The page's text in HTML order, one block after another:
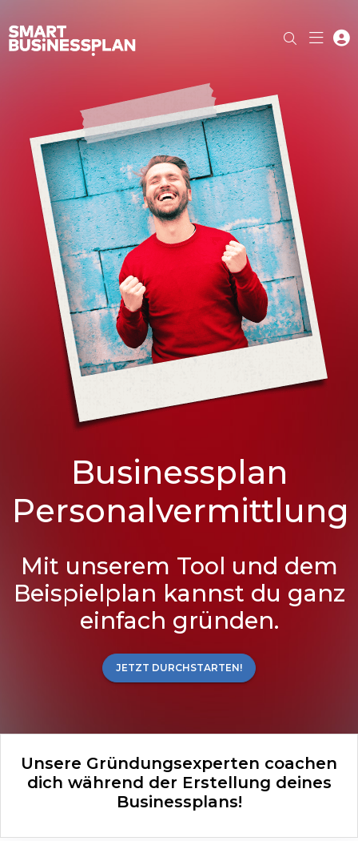
Businessplan
Personalvermittlung
Mit unserem Tool und dem
Beispielplan kannst du ganz
einfach gründen.
JETZT DURCHSTARTEN!
Unsere Gründungsexperten coachen
dich während der Erstellung deines
Businessplans!